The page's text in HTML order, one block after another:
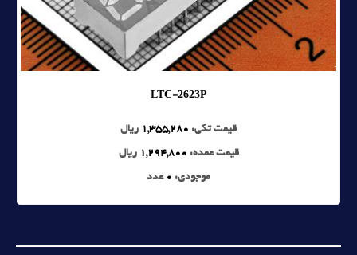
LTC-2623P
قیمت تکی: 1,355,280 ریال
قیمت عمده: 1,294,800 ریال
موجودی: 0 عدد